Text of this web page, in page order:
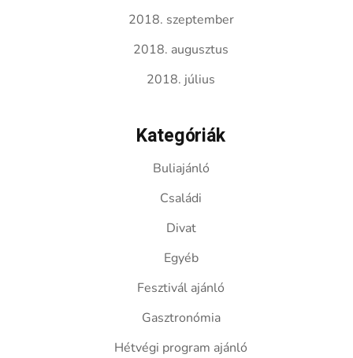
2018. szeptember
2018. augusztus
2018. július
Kategóriák
Buliajánló
Családi
Divat
Egyéb
Fesztivál ajánló
Gasztronómia
Hétvégi program ajánló